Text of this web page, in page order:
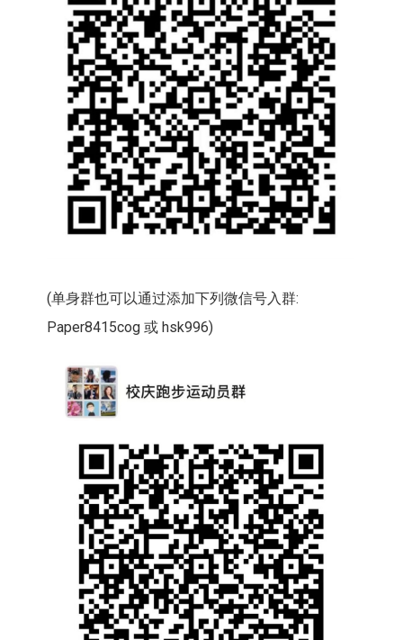
(单身群也可以通过添加下列微信号入群:
Paper8415cog 或 hsk996)